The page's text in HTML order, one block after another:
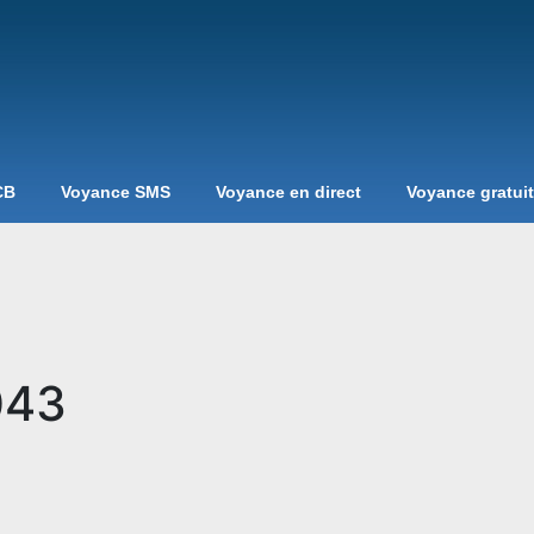
Voyance SMS Voyance en direct Voyance